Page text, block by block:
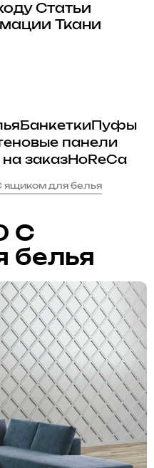
Статьи
Ткани
БанкеткиПуфы
панели
заказHoReCa
ящиком для белья
С
белья